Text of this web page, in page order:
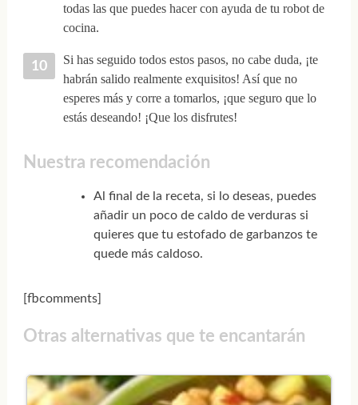
todas las que puedes hacer con ayuda de tu robot de
cocina.
Si has seguido todos estos pasos, no cabe duda, ¡te
habrán salido realmente exquisitos! Así que no
esperes más y corre a tomarlos, ¡que seguro que lo
estás deseando! ¡Que los disfrutes!
Nuestra recomendación
Al final de la receta, si lo deseas, puedes
añadir un poco de caldo de verduras si
quieres que tu estofado de garbanzos te
quede más caldoso.
[fbcomments]
Otras alternativas que te encantarán